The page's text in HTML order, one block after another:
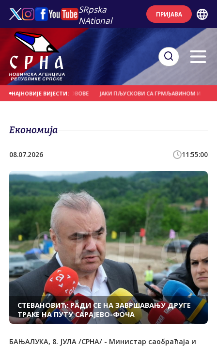
SRpska
NAtional
ПРИЈАВА
НАЈНОВИЈЕ ВИЈЕСТИ:
И НОСИЛА КРОВОВЕ ЈАКИ ПЉУСКОВИ СА ГРМЉАВИНОМ И ГРАДОМ
Економија
08.07.2026 11:55:00
СТЕВАНОВИЋ: РАДИ СЕ НА ЗАВРШАВАЊУ ДРУГЕ
ТРАКЕ НА ПУТУ САРАЈЕВО-ФОЧА
БАЊАЛУКА, 8. ЈУЛА /СРНА/ - Министар саобраћаја и